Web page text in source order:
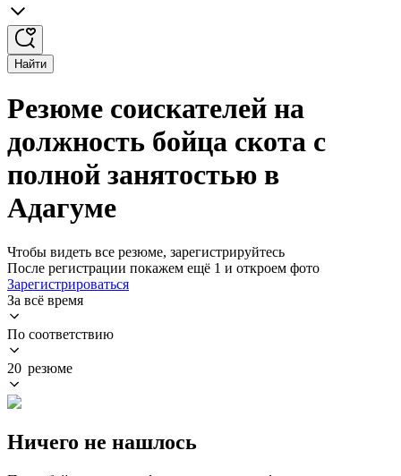
Найти
Резюме соискателей на
должность бойца скота с
полной занятостью в
Адагуме
Чтобы видеть все резюме, зарегистрируйтесь
После регистрации покажем ещё 1 и откроем фото
Зарегистрироваться
За всё время
По соответствию
20 резюме
Ничего не нашлось